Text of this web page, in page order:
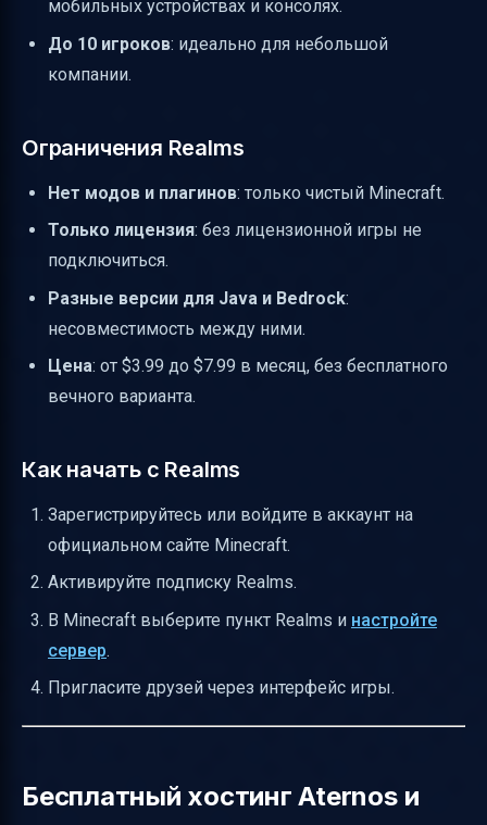
мобильных устройствах и консолях.
До 10 игроков: идеально для небольшой
компании.
Ограничения Realms
Нет модов и плагинов: только чистый Minecraft.
Только лицензия: без лицензионной игры не
подключиться.
Разные версии для Java и Bedrock:
несовместимость между ними.
Цена: от $3.99 до $7.99 в месяц, без бесплатного
вечного варианта.
Как начать с Realms
Зарегистрируйтесь или войдите в аккаунт на
официальном сайте Minecraft.
Активируйте подписку Realms.
В Minecraft выберите пункт Realms и настройте
сервер.
Пригласите друзей через интерфейс игры.
Бесплатный хостинг Aternos и